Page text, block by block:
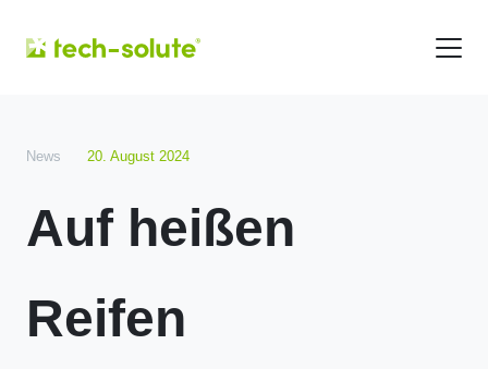
News 20. August 2024
Auf heißen
Reifen